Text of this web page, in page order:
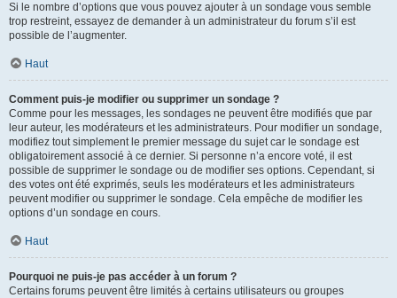
Si le nombre d’options que vous pouvez ajouter à un sondage vous semble
trop restreint, essayez de demander à un administrateur du forum s’il est
possible de l’augmenter.
Haut
Comment puis-je modifier ou supprimer un sondage ?
Comme pour les messages, les sondages ne peuvent être modifiés que par
leur auteur, les modérateurs et les administrateurs. Pour modifier un sondage,
modifiez tout simplement le premier message du sujet car le sondage est
obligatoirement associé à ce dernier. Si personne n’a encore voté, il est
possible de supprimer le sondage ou de modifier ses options. Cependant, si
des votes ont été exprimés, seuls les modérateurs et les administrateurs
peuvent modifier ou supprimer le sondage. Cela empêche de modifier les
options d’un sondage en cours.
Haut
Pourquoi ne puis-je pas accéder à un forum ?
Certains forums peuvent être limités à certains utilisateurs ou groupes